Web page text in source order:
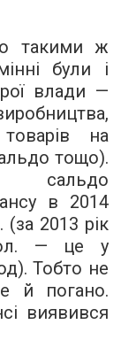
такими ж
були і
влади —
на
тощо).
сальдо
в 2014
2013 рік
— це у
Тобто не
й погано.
виявився